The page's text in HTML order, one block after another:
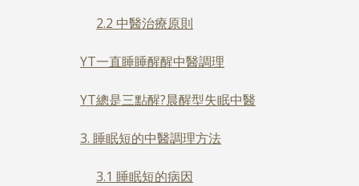
2.2 中醫治療原則
YT一直睡睡醒醒中醫調理
YT總是三點醒?晨醒型失眠中醫
3. 睡眠短的中醫調理方法
3.1 睡眠短的病因